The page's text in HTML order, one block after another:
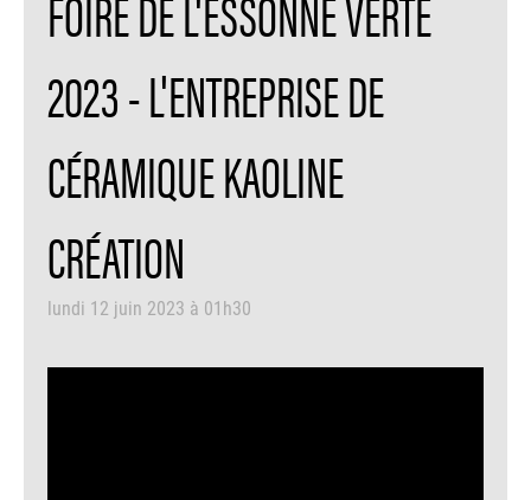
2023 - L'ENTREPRISE DE
CÉRAMIQUE KAOLINE
CRÉATION
lundi 12 juin 2023 à 01h30